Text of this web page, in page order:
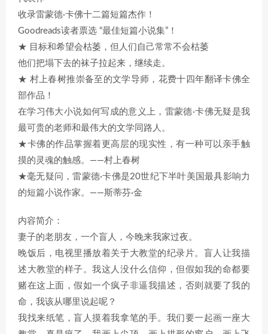
收录雷蒙德·卡佛十二篇短篇杰作！
Goodreads读者票选 “最佳短篇小说集”！
★ 目标和希望会枯萎，但人们自己常常不会枯萎
他们把塌下去的袜子拉起来，继续走。
★ 村上春树推崇备至的文学导师，花费十四年翻译卡佛全
部作品！
在学习伟大小说如何写成的意义上，雷蒙德·卡佛无疑是我
最可贵的老师和最伟大的文学同路人。
★卡佛的作品掌握着更高层的现实性，有一种可以亲手触
摸的灵魂的触感。——村上春树
★毫无疑问，雷蒙德·卡佛是20世纪下半叶美国最具影响力
的短篇小说作家。——斯蒂芬·金
内容简介：
妻子的老朋友，一个盲人，今晚来我家过夜。
晚饭后，电视里播放着关于大教堂的纪录片。盲人让我描
述大教堂的样子。我这人没什么信仰，但假如我的命都要
赌在这上面，假如一个疯子非逼我描述，否则就要了我的
命，我该从哪里说起呢？
我找来纸笔，盲人摸着我拿笔的手。我们要一起画一座大